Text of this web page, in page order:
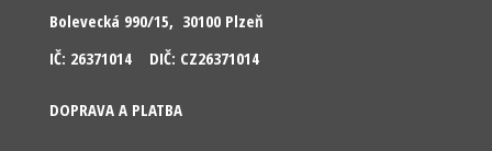
Bolevecká 990/15, 30100 Plzeň
IČ: 26371014 DIČ: CZ26371014
DOPRAVA A PLATBA